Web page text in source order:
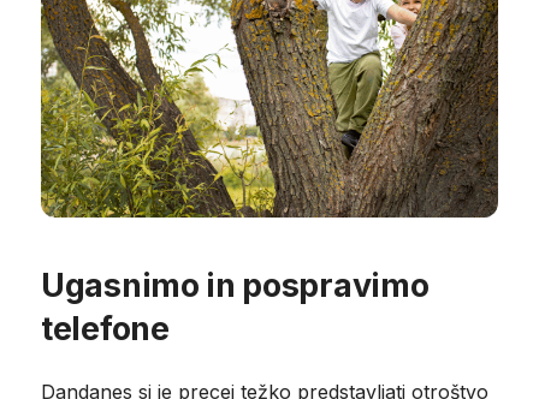
Ugasnimo in pospravimo
telefone
Dandanes si je precej težko predstavljati otroštvo